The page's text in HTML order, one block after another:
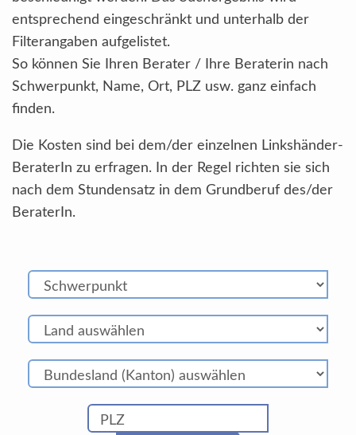
entsprechend eingeschränkt und unterhalb der
Filterangaben aufgelistet.
So können Sie Ihren Berater / Ihre Beraterin nach
Schwerpunkt, Name, Ort, PLZ usw. ganz einfach
finden.
Die Kosten sind bei dem/der einzelnen Linkshänder-
BeraterIn zu erfragen. In der Regel richten sie sich
nach dem Stundensatz in dem Grundberuf des/der
BeraterIn.